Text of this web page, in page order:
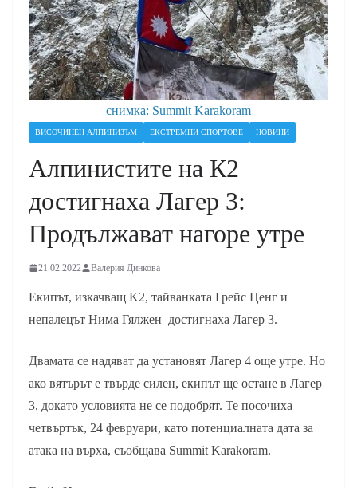
снимка: Summit Karakoram
ВИСОЧИНЕН АЛПИНИЗЪМ ЕКСТРЕМНИ СПОРТОВЕ НОВИНИ
Алпинистите на К2
достигнаха Лагер 3:
Продължават нагоре утре
21.02.2022 Валерия Динкова
Екипът, изкачващ K2, тайванката Грейс Ценг и
непалецът Нима Гялжен достигнаха Лагер 3.
Двамата се надяват да установят Лагер 4 още утре. Но
ако вятърът е твърде силен, екипът ще остане в Лагер
3, докато условията не се подобрят. Те посочиха
четвъртък, 24 февруари, като потенциалната дата за
атака на върха, съобщава Summit Karakoram.